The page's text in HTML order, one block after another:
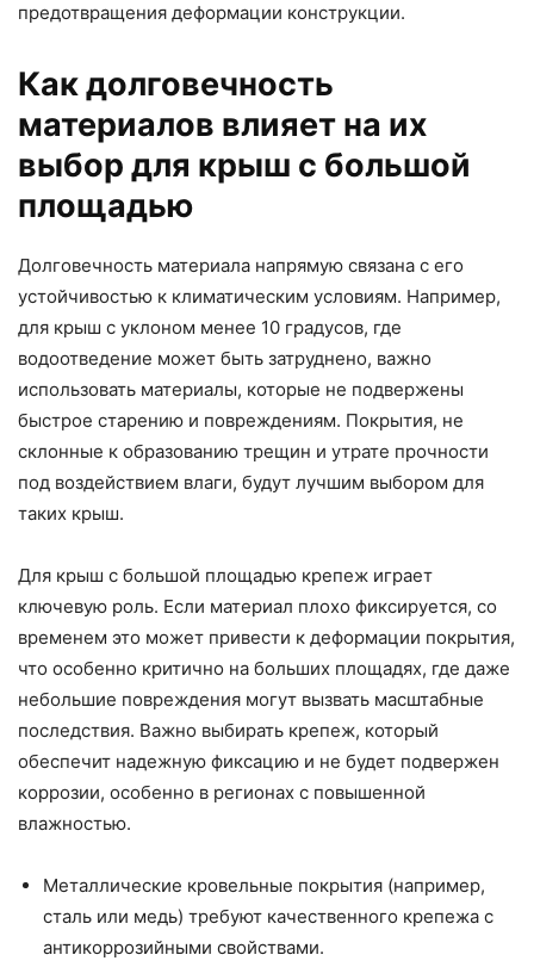
предотвращения деформации конструкции.
Как долговечность
материалов влияет на их
выбор для крыш с большой
площадью
Долговечность материала напрямую связана с его
устойчивостью к климатическим условиям. Например,
для крыш с уклоном менее 10 градусов, где
водоотведение может быть затруднено, важно
использовать материалы, которые не подвержены
быстрое старению и повреждениям. Покрытия, не
склонные к образованию трещин и утрате прочности
под воздействием влаги, будут лучшим выбором для
таких крыш.
Для крыш с большой площадью крепеж играет
ключевую роль. Если материал плохо фиксируется, со
временем это может привести к деформации покрытия,
что особенно критично на больших площадях, где даже
небольшие повреждения могут вызвать масштабные
последствия. Важно выбирать крепеж, который
обеспечит надежную фиксацию и не будет подвержен
коррозии, особенно в регионах с повышенной
влажностью.
Металлические кровельные покрытия (например,
сталь или медь) требуют качественного крепежа с
антикоррозийными свойствами.